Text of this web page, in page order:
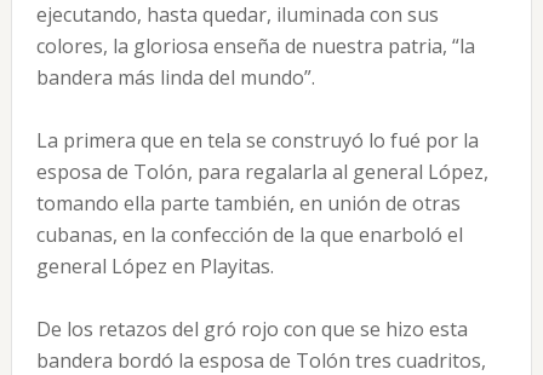
ejecutando, hasta quedar, iluminada con sus
colores, la gloriosa enseña de nuestra patria, “la
bandera más linda del mundo”.
La primera que en tela se construyó lo fué por la
esposa de Tolón, para regalarla al general López,
tomando ella parte también, en unión de otras
cubanas, en la confección de la que enarboló el
general López en Playitas.
De los retazos del gró rojo con que se hizo esta
bandera bordó la esposa de Tolón tres cuadritos,